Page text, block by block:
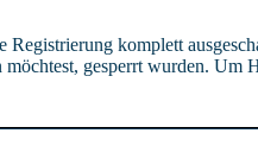
komplett
gesperrt wurden.